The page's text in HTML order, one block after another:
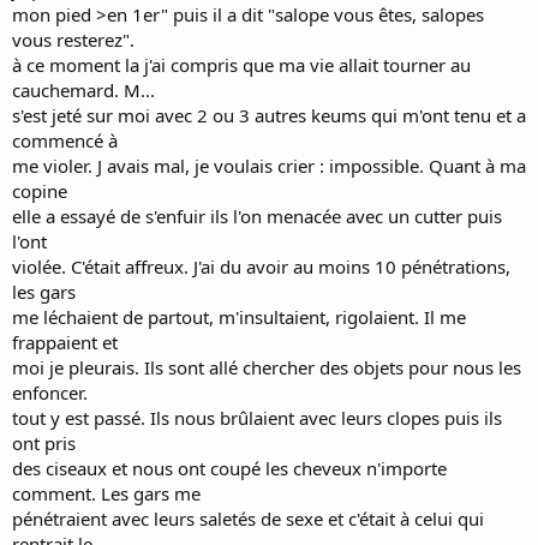
mon pied >en 1er" puis il a dit "salope vous êtes, salopes
vous resterez".
à ce moment la j'ai compris que ma vie allait tourner au
cauchemard. M...
s'est jeté sur moi avec 2 ou 3 autres keums qui m'ont tenu et a
commencé à
me violer. J avais mal, je voulais crier : impossible. Quant à ma
copine
elle a essayé de s'enfuir ils l'on menacée avec un cutter puis
l'ont
violée. C'était affreux. J'ai du avoir au moins 10 pénétrations,
les gars
me léchaient de partout, m'insultaient, rigolaient. Il me
frappaient et
moi je pleurais. Ils sont allé chercher des objets pour nous les
enfoncer.
tout y est passé. Ils nous brûlaient avec leurs clopes puis ils
ont pris
des ciseaux et nous ont coupé les cheveux n'importe
comment. Les gars me
pénétraient avec leurs saletés de sexe et c'était à celui qui